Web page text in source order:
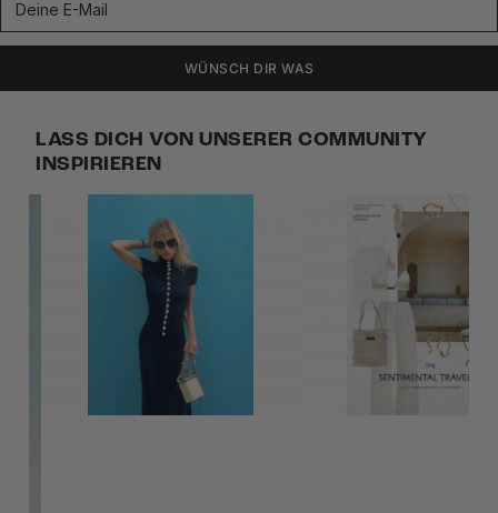
WÜNSCH DIR WAS
LASS DICH VON UNSERER COMMUNITY
INSPIRIEREN